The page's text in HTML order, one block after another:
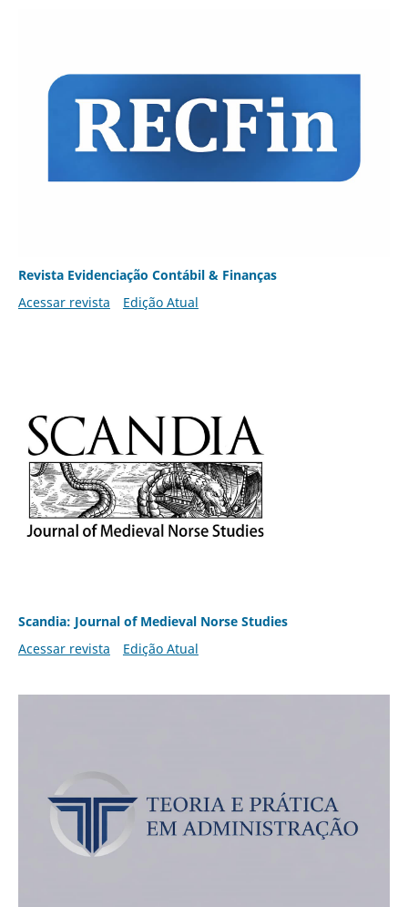
Revista Evidenciação Contábil & Finanças
Acessar revista
Edição Atual
Scandia: Journal of Medieval Norse Studies
Acessar revista
Edição Atual